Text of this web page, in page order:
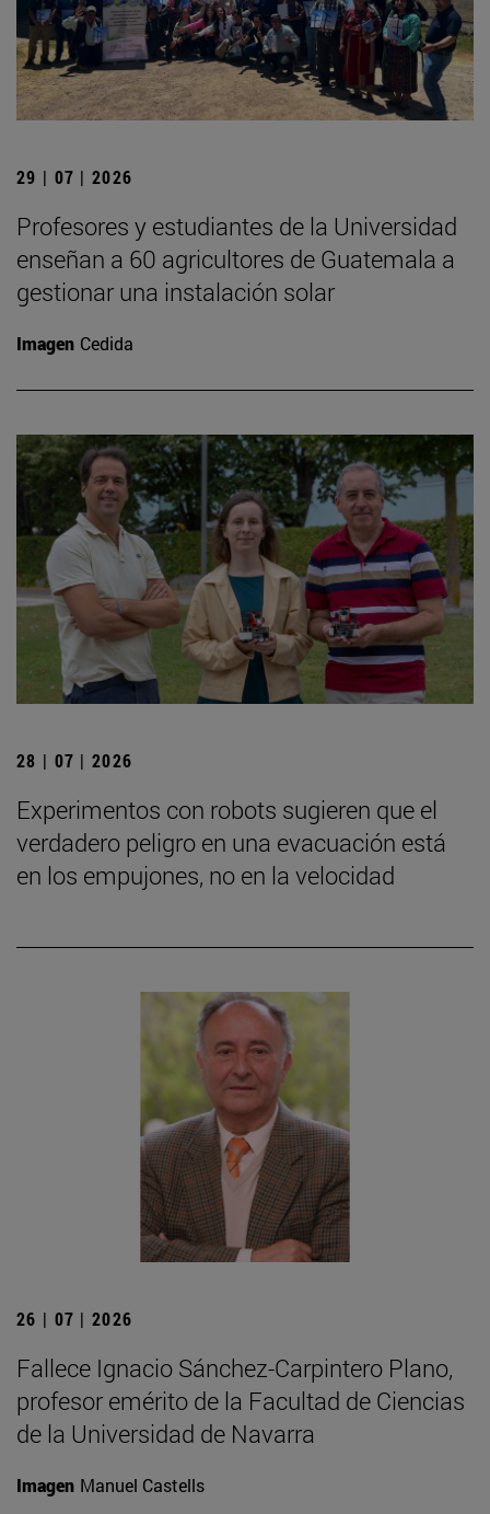
29 | 07 | 2026
Profesores y estudiantes de la Universidad
enseñan a 60 agricultores de Guatemala a
gestionar una instalación solar
Imagen Cedida
28 | 07 | 2026
Experimentos con robots sugieren que el
verdadero peligro en una evacuación está
en los empujones, no en la velocidad
26 | 07 | 2026
Fallece Ignacio Sánchez-Carpintero Plano,
profesor emérito de la Facultad de Ciencias
de la Universidad de Navarra
Imagen Manuel Castells